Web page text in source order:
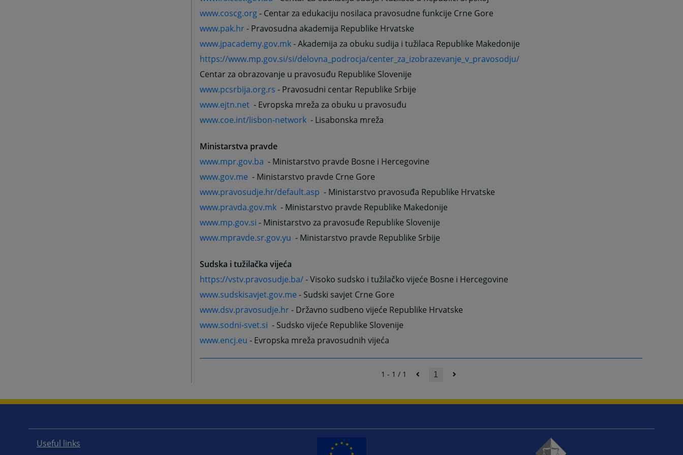
www.coscg.org- Centar za edukaciju nosilaca pravosudne funkcije Crne Gore
www.pak.hr- Pravosudna akademija Republike Hrvatske
www.jpacademy.gov.mk- Akademija za obuku sudija i tužilaca Republike Makedonije
https://www.mp.gov.si/si/delovna_podrocja/center_za_izobrazevanje_v_pravosodju/
Centar za obrazovanje u pravosuđu Republike Slovenije
www.pcsrbija.org.rs - Pravosudni centar Republike Srbije
www.ejtn.net - Evropska mreža za obuku u pravosuđu
www.coe.int/lisbon-network - Lisabonska mreža
Ministarstva pravde
www.mpr.gov.ba - Ministarstvo pravde Bosne i Hercegovine
www.gov.me - Ministarstvo pravde Crne Gore
www.pravosudje.hr/default.asp - Ministarstvo pravosuđa Republike Hrvatske
www.pravda.gov.mk - Ministarstvo pravde Republike Makedonije
www.mp.gov.si - Ministarstvo za pravosuđe Republike Slovenije
www.mpravde.sr.gov.yu - Ministarstvo pravde Republike Srbije
Sudska i tužilačka vijeća
https://vstv.pravosudje.ba/- Visoko sudsko i tužilačko vijeće Bosne i Hercegovine
www.sudskisavjet.gov.me - Sudski savjet Crne Gore
www.dsv.pravosudje.hr- Državno sudbeno vijeće Republike Hrvatske
www.sodni-svet.si - Sudsko vijeće Republike Slovenije
www.encj.eu - Evropska mreža pravosudnih vijeća
1 - 1 / 1 1
Useful links